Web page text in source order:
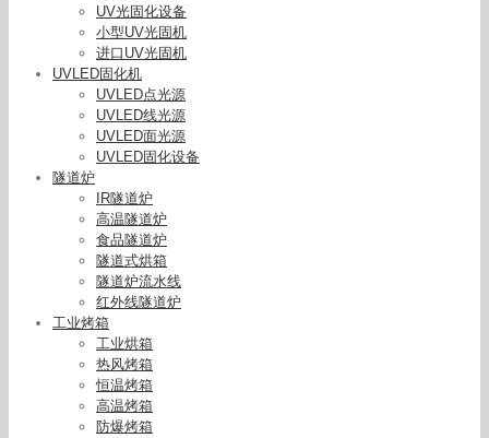
UV光固化设备
小型UV光固机
进口UV光固机
UVLED固化机
UVLED点光源
UVLED线光源
UVLED面光源
UVLED固化设备
隧道炉
IR隧道炉
高温隧道炉
食品隧道炉
隧道式烘箱
隧道炉流水线
红外线隧道炉
工业烤箱
工业烘箱
热风烤箱
恒温烤箱
高温烤箱
防爆烤箱